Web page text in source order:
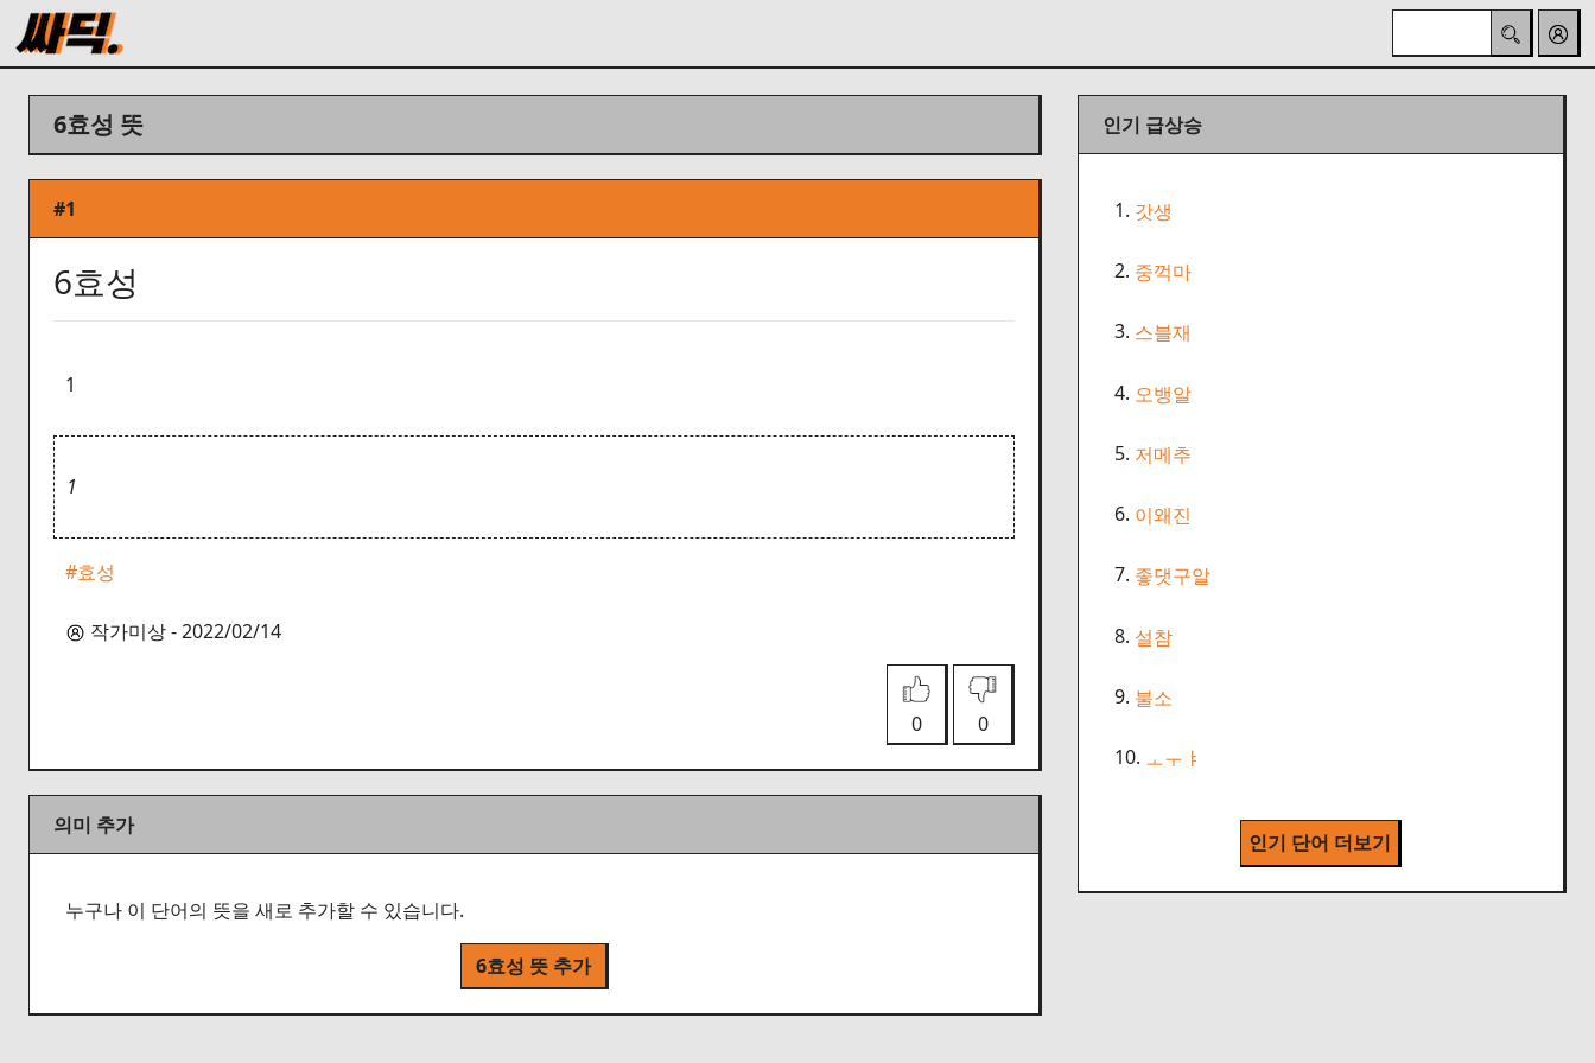
6효성 뜻
#1
6효성
1
1
#효성
작가미상 - 2022/02/14
0 0
의미 추가
누구나 이 단어의 뜻을 새로 추가할 수 있습니다.
6효성 뜻 추가
인기 급상승
1. 갓생
2. 중꺽마
3. 스블재
4. 오뱅알
5. 저메추
6. 이왜진
7. 좋댓구알
8. 설참
9. 불소
10. ㅗㅜㅑ
인기 단어 더보기